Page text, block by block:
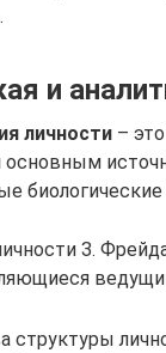
и
личности –
З.
структуры